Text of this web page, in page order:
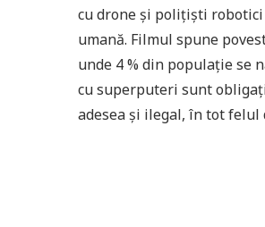
cu drone și polițiști
umană. Filmul spune
unde 4 % din populație se
cu superputeri sunt
adesea și ilegal, în tot felul